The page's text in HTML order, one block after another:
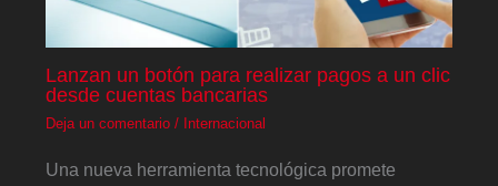
Lanzan un botón para realizar pagos a un clic
desde cuentas bancarias
Deja un comentario / Internacional
Una nueva herramienta tecnológica promete